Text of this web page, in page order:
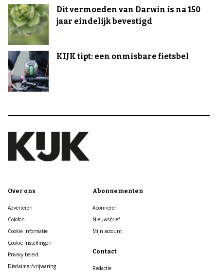
Dit vermoeden van Darwin is na 150
jaar eindelijk bevestigd
KIJK tipt: een onmisbare fietsbel
Over ons
Adverteren
Colofon
Cookie informatie
Cookie Instellingen
Privacy beleid
Disclaimer/vrijwaring
Abonnementen
Abonneren
Nieuwsbrief
Mijn account
Contact
Redactie